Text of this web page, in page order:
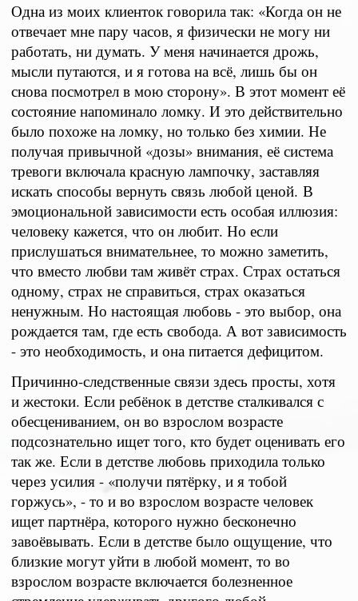
Одна из моих клиенток говорила так: «Когда он не
отвечает мне пару часов, я физически не могу ни
работать, ни думать. У меня начинается дрожь,
мысли путаются, и я готова на всё, лишь бы он
снова посмотрел в мою сторону». В этот момент её
состояние напоминало ломку. И это действительно
было похоже на ломку, но только без химии. Не
получая привычной «дозы» внимания, её система
тревоги включала красную лампочку, заставляя
искать способы вернуть связь любой ценой. В
эмоциональной зависимости есть особая иллюзия:
человеку кажется, что он любит. Но если
прислушаться внимательнее, то можно заметить,
что вместо любви там живёт страх. Страх остаться
одному, страх не справиться, страх оказаться
ненужным. Но настоящая любовь - это выбор, она
рождается там, где есть свобода. А вот зависимость
- это необходимость, и она питается дефицитом.
Причинно-следственные связи здесь просты, хотя
и жестоки. Если ребёнок в детстве сталкивался с
обесцениванием, он во взрослом возрасте
подсознательно ищет того, кто будет оценивать его
так же. Если в детстве любовь приходила только
через усилия - «получи пятёрку, и я тобой
горжусь», - то и во взрослом возрасте человек
ищет партнёра, которого нужно бесконечно
завоёвывать. Если в детстве было ощущение, что
близкие могут уйти в любой момент, то во
взрослом возрасте включается болезненное